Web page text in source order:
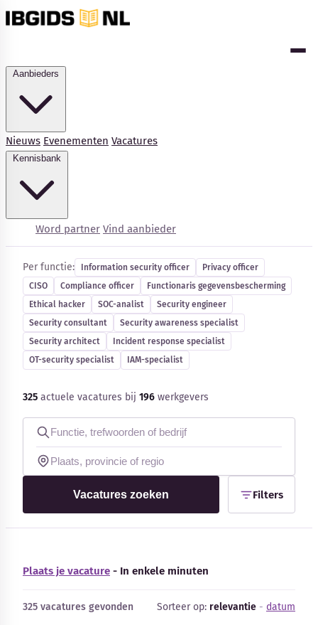
Nieuws Evenementen Vacatures
Word partner Vind aanbieder
Kennisbank
Blog
Bedrijfsupdates
Externe bronnen
Woordenboek
Auteurs
Cybersecurity-vacatures
Per functie: Information security officer
Privacy officer
CISO
Compliance officer
Functionaris gegevensbescherming
Ethical hacker
SOC-analist
Security engineer
Security consultant
Security awareness specialist
Security architect
Incident response specialist
OT-security specialist
IAM-specialist
325 actuele vacatures bij 196 werkgevers
Vacatures zoeken Filters
Plaats je vacature - In enkele minuten
325 vacatures gevonden Sorteer op: relevantie - datum